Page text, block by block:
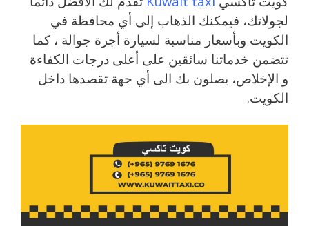
لجولاتك، فيمكنك الذهاب إلى أي محافظة في
الكويت وبأسعار مناسبة لسيارة أجرة جوالة ، كما
تتضمن خدماتنا سائقين على أعلى درجات الكفاءة
و الإخلاص، يصلون بك الى أي جهة تقصدها داخل
الكويت.